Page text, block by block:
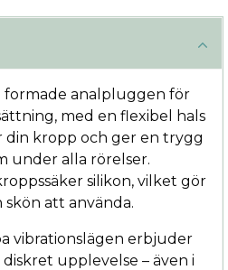
formade analpluggen för
med en flexibel hals
din kropp och ger en trygg
under alla rörelser.
silikon, vilket gör
att använda.
vibrationslägen erbjuder
upplevelse – även i